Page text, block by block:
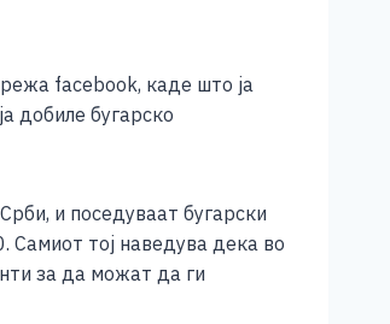
facebook, каде што ја
добиле бугарско
и поседуваат бугарски
тој наведува дека во
за да можат да ги